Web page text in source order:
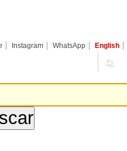
Instagram WhatsApp English